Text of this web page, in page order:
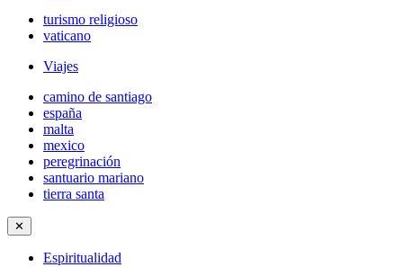
turismo religioso
vaticano
Viajes
camino de santiago
españa
malta
mexico
peregrinación
santuario mariano
tierra santa
✕
Espiritualidad